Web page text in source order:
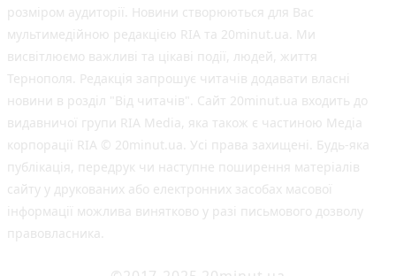
розміром аудиторії. Новини створюються для Вас
мультимедійною редакцією RIA та 20minut.ua. Ми
висвітлюємо важливі та цікаві події, людей, життя
Тернополя. Редакція запрошує читачів додавати власні
новини в розділ "Від читачів". Сайт 20minut.ua входить до
видавничої групи RIA Media, яка також є частиною Медіа
корпорації RIA © 20minut.ua. Усі права захищені. Будь-яка
публiкацiя, передрук чи наступне поширення матеріалів
сайту у друкованих або електронних засобах масової
інформації можлива винятково у разі письмового дозволу
правовласника.